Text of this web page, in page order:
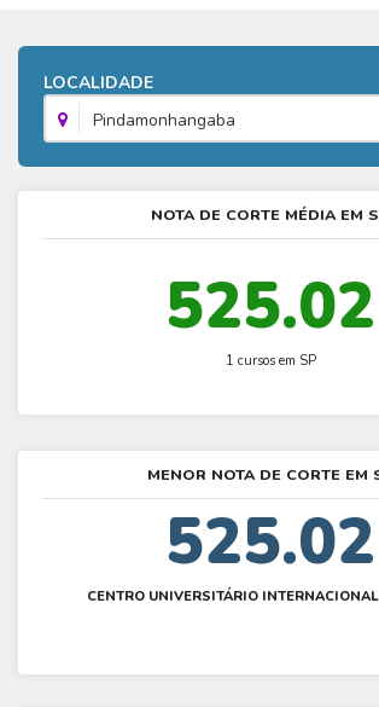
Enem – Cartilha redação
Hora do Enem – O que é
Enem – Gabarito oficial
Enem – Resultado
SISU – Universidades participantes
SISU - Simulador
Prouni – Como se inscrever
Prouni – Documentos necessários
Prouni – Lista de espera
Prouni - Universidades participantes
Prouni – Simulador
Fies – Quem pode participar
Fies - Como funciona
Fies – Como fazer a inscrição
Fies e Prouni – Diferença
ENARE
LOCALIDADE
Pindamonhangaba
NOTA DE CORTE MÉDIA EM
525.02
1 cursos em SP
MENOR NOTA DE CORTE EM
525.02
CENTRO UNIVERSITÁRIO